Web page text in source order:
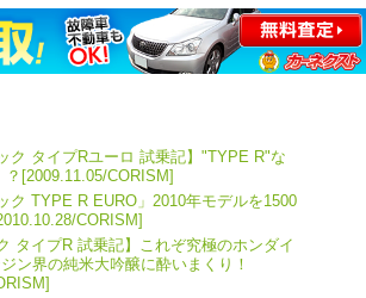
ク タイプRユーロ 試乗記】"TYPE R"な
？[2009.11.05/CORISM]
ク TYPE R EURO」2010年モデルを1500
CORISM]
タイプR 試乗記】これぞ究極のホンダイ
ン界の純米大吟醸に酔いまくり！